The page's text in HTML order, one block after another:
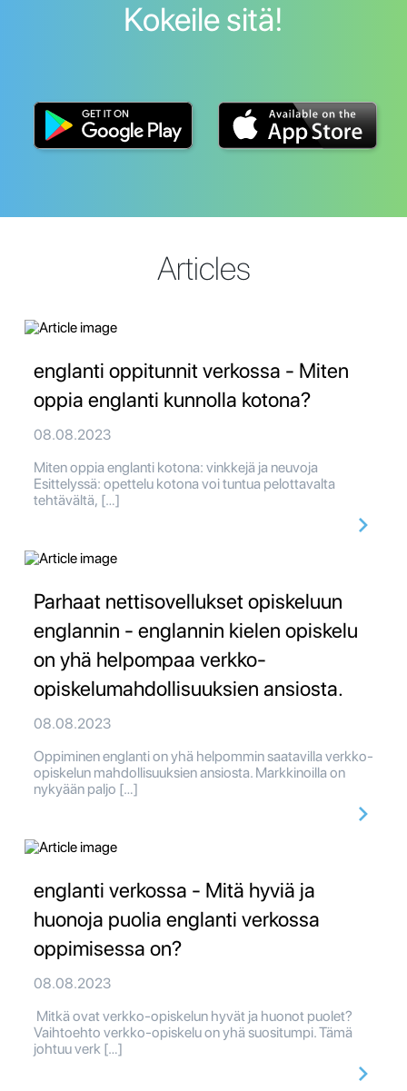
Kokeile sitä!
Articles
englanti oppitunnit verkossa - Miten
oppia englanti kunnolla kotona?
08.08.2023
Miten oppia englanti kotona: vinkkejä ja neuvoja
Esittelyssä: opettelu kotona voi tuntua pelottavalta
tehtävältä, […]
Parhaat nettisovellukset opiskeluun
englannin - englannin kielen opiskelu
on yhä helpompaa verkko-
opiskelumahdollisuuksien ansiosta.
08.08.2023
Oppiminen englanti on yhä helpommin saatavilla verkko-
opiskelun mahdollisuuksien ansiosta. Markkinoilla on
nykyään paljo […]
englanti verkossa - Mitä hyviä ja
huonoja puolia englanti verkossa
oppimisessa on?
08.08.2023
Mitkä ovat verkko-opiskelun hyvät ja huonot puolet?
Vaihtoehto verkko-opiskelu on yhä suositumpi. Tämä
johtuu verk […]